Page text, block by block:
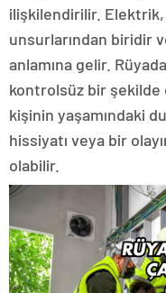
ilişkilendirilir.
unsurlarından biridir
anlamına gelir.
kontrolsüz bir şekilde
kişinin yaşamındaki
hissiyatı veya bir
olabilir.